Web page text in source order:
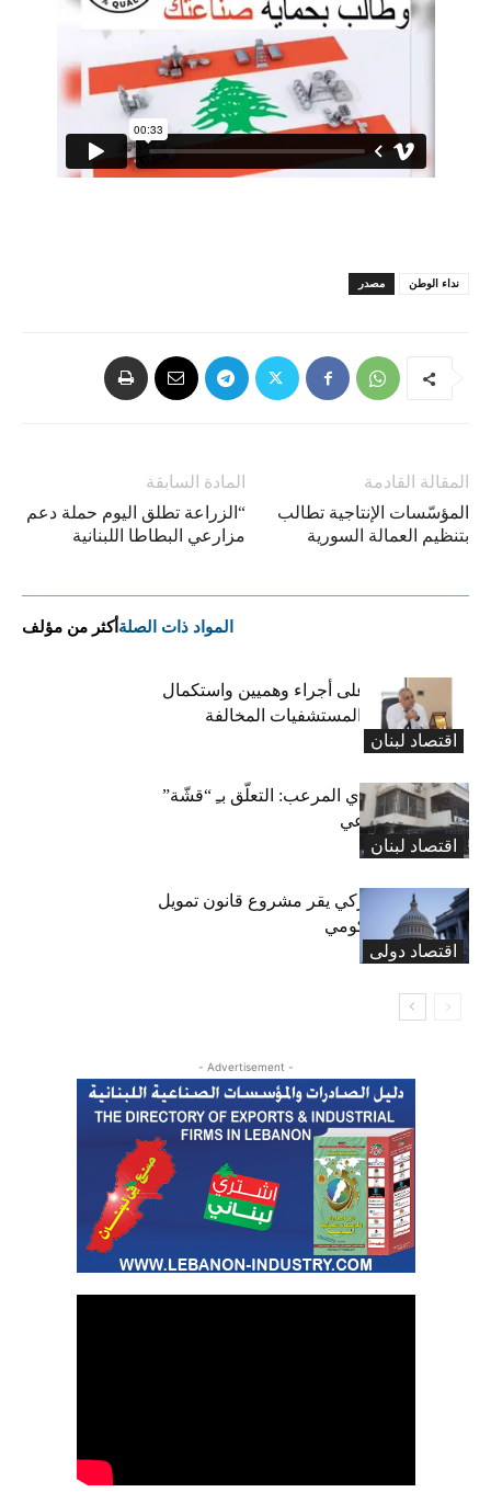
مصدر نداء الوطن
المادة السابقة
“الزراعة تطلق اليوم حملة دعم
مزارعي البطاطا اللبنانية
المقالة القادمة
المؤسّسات الإنتاجية تطالب
بتنظيم العمالة السورية
المواد ذات الصلة أكثر من مؤلف
اقتصاد لبنان
كركي: الادّعاء على أجراء وهميين واستكمال
الإجراءات بحق المستشفيات المخالفة
اقتصاد لبنان
المعاش التقاعدي المرعب: التعلّق بـِ “قشّة”
الضمان الاجتماعي
اقتصاد دولی
«الشيوخ» الأميركي يقر مشروع قانون تمويل
لتجنب إغلاق حكومي
- Advertisement -